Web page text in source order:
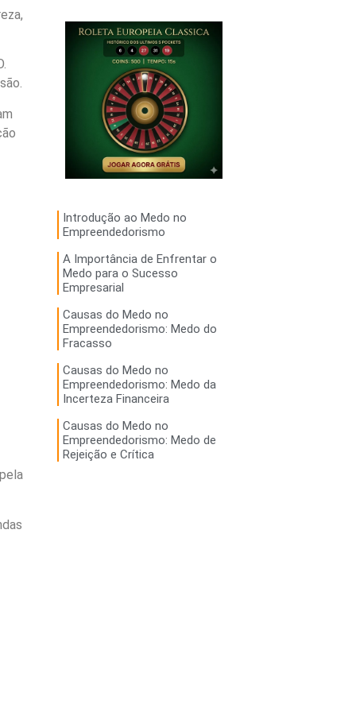
Introdução ao Medo no
Empreendedorismo
A Importância de Enfrentar o
Medo para o Sucesso
Empresarial
Causas do Medo no
Empreendedorismo: Medo do
Fracasso
Causas do Medo no
Empreendedorismo: Medo da
Incerteza Financeira
Causas do Medo no
Empreendedorismo: Medo de
Rejeição e Crítica